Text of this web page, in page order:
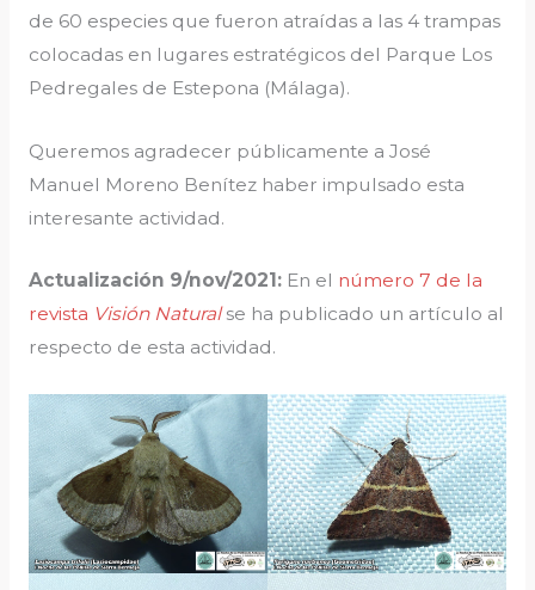
de 60 especies que fueron atraídas a las 4 trampas
colocadas en lugares estratégicos del Parque Los
Pedregales de Estepona (Málaga).
Queremos agradecer públicamente a José
Manuel Moreno Benítez haber impulsado esta
interesante actividad.
Actualización 9/nov/2021: En el número 7 de la
revista Visión Naturalse ha publicado un artículo al
respecto de esta actividad.